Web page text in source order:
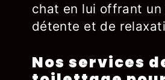
chat en lui offrant un
détente et de
Nos services